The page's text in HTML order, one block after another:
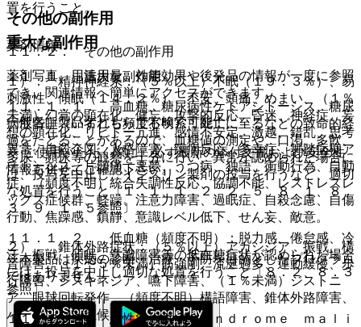
その他の副作用
１１．２． その他の副作用
１）． 精神神経系：（５％以上）不眠（１９．３％）、易
刺激性、傾眠（１４．２％）、不安、頭痛、めまい、（１％
未満）幻覚の顕在化、健忘、攻撃的反応、昏迷、神経症、妄
想の顕在化、リビドー亢進、感情不安定、激越、錯乱、思考
異常、自殺企図、人格障害、躁病反応、多幸症、舞踏病様ア
テトーシス、片頭痛、悪夢、うつ病、独語、衝動行為、自動
症、（頻度不明）統合失調性反応、協調不能、レストレスレ
ッグス症候群、軽躁、注意力障害、過眠症、自殺念慮、自傷
行動、焦躁感、鎮静、意識レベル低下、せん妄、敵意。
２）． 錐体外路症状：（５％以上）アカシジア、振戦、構
音障害、（１〜５％未満）筋強剛、流涎過多、運動緩慢、歩
行障害、ジスキネジア、嚥下障害、（１％未満）ジストニ
ア、眼球回転発作、（頻度不明）構語障害、錐体外路障害、
パーキンソン症候群。
置を行うこと。
重大な副作用
１１．１． 重大な副作用
１１．１．１． 高血糖、糖尿病性ケトアシドーシス、糖尿
病性昏睡（いずれも頻度不明）：死亡に至るなどの致命的経
過をたどることがあるので、血糖値の測定や、口渇、多飲、
多尿、頻尿等の観察を十分に行い、異常が認められた場合に
は、投与を中止し、インスリン製剤の投与を行うなど、適切
な処置を行うこと〔１．１、１．２、２．５、８．１、８．
３、９．１．５参照〕。
１１．１．２． 低血糖（頻度不明）：脱力感、倦怠感、冷
汗、振戦、傾眠、意識障害等の低血糖症状が認められた場合
には、投与を中止し適切な処置を行うこと〔８．２、８．３
参照〕。
１１．１．３． 悪性症候群（Ｓｙｎｄｒｏｍｅ ｍａｌｉ
薬剤情報
薬剤写真、用法用量、効能効果や後発品の情報が一度に参照
でき、関連情報へ簡単にアクセスができます。
一般名、製品名どちらでも検索可能！
※ ご使用いただく際に、必ず最新の添付文書および安全性
情報も併せてご確認下さい。
※本製品は疾病の診断・治療・予防を目的としたプログラム
ではありません。